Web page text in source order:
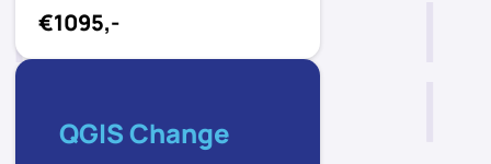
€1095,-
QGIS Change